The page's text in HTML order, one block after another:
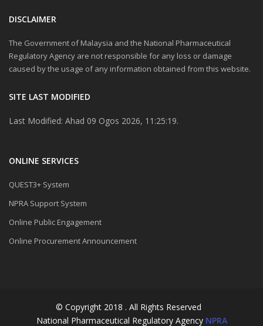
DISCLAIMER
The Government of Malaysia and the National Pharmaceutical
Regulatory Agency are not responsible for any loss or damage
caused by the usage of any information obtained from this website.
SITE LAST MODIFIED
Last Modified: Ahad 09 Ogos 2026, 11:25:19.
ONLINE SERVICES
QUEST3+ System
NPRA Support System
Online Public Engagement
Online Procurement Announcement
© Copyright 2018 . All Rights Reserved
National Pharmaceutical Regulatory Agency NPRA